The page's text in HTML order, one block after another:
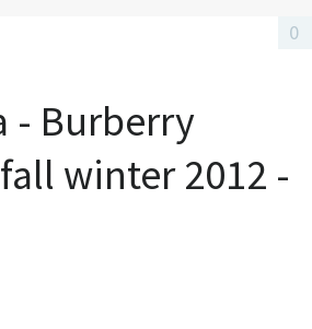
- Burberry
winter 2012 -
0